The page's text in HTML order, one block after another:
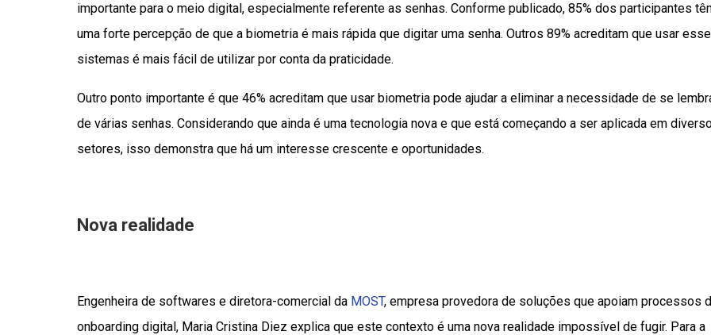
importante para o meio digital, especialmente referente as senhas. Conforme publicado, 85% dos participantes
uma forte percepção de que a biometria é mais rápida que digitar uma senha. Outros 89% acreditam que usar
sistemas é mais fácil de utilizar por conta da praticidade.
Outro ponto importante é que 46% acreditam que usar biometria pode ajudar a eliminar a necessidade de se
de várias senhas. Considerando que ainda é uma tecnologia nova e que está começando a ser aplicada em
setores, isso demonstra que há um interesse crescente e oportunidades.
Nova realidade
Engenheira de softwares e diretora-comercial da MOST, empresa provedora de soluções que apoiam processos
onboarding digital, Maria Cristina Diez explica que este contexto é uma nova realidade impossível de fugir. Para a